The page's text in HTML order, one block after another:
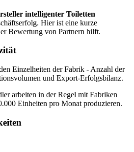
intelligenter Toiletten
Hier ist eine kurze
Bewertung von Partnern hilft.
Einzelheiten der Fabrik - Anzahl der
und Export-Erfolgsbilanz.
arbeiten in der Regel mit Fabriken
Einheiten pro Monat produzieren.